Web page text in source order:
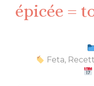
épicée =
Feta,